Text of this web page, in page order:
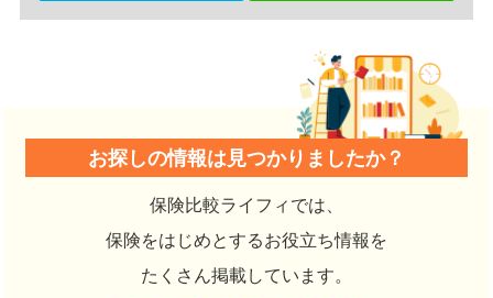
お探しの情報は見つかりましたか？
保険比較ライフィでは、
保険をはじめとするお役立ち情報を
たくさん掲載しています。